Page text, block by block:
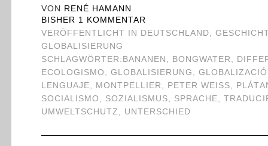
VON
RENÉ HAMANN
BISHER 1 KOMMENTAR
VERÖFFENTLICHT IN
DEUTSCHLAND,
GLOBALISIERUNG
SCHLAGWÖRTER: BANANEN , BONGWATER ,
ECOLOGISMO , GLOBALISIERUNG ,
LENGUAJE, MONTPELLIER , PETER WEISS,
SOCIALISMO , SOZIALISMUS, SPRACHE,
UMWELTSCHUTZ , UNTERSCHIED